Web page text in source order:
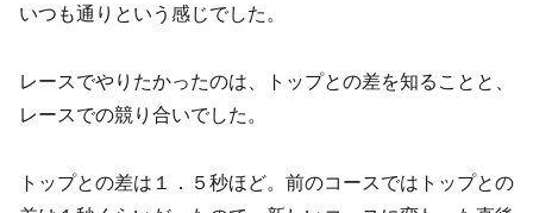
いつも通りという感じでした。
レースでやりたかったのは、トップとの差を知ることと、
レースでの競り合いでした。
トップとの差は１．５秒ほど。前のコースではトップとの